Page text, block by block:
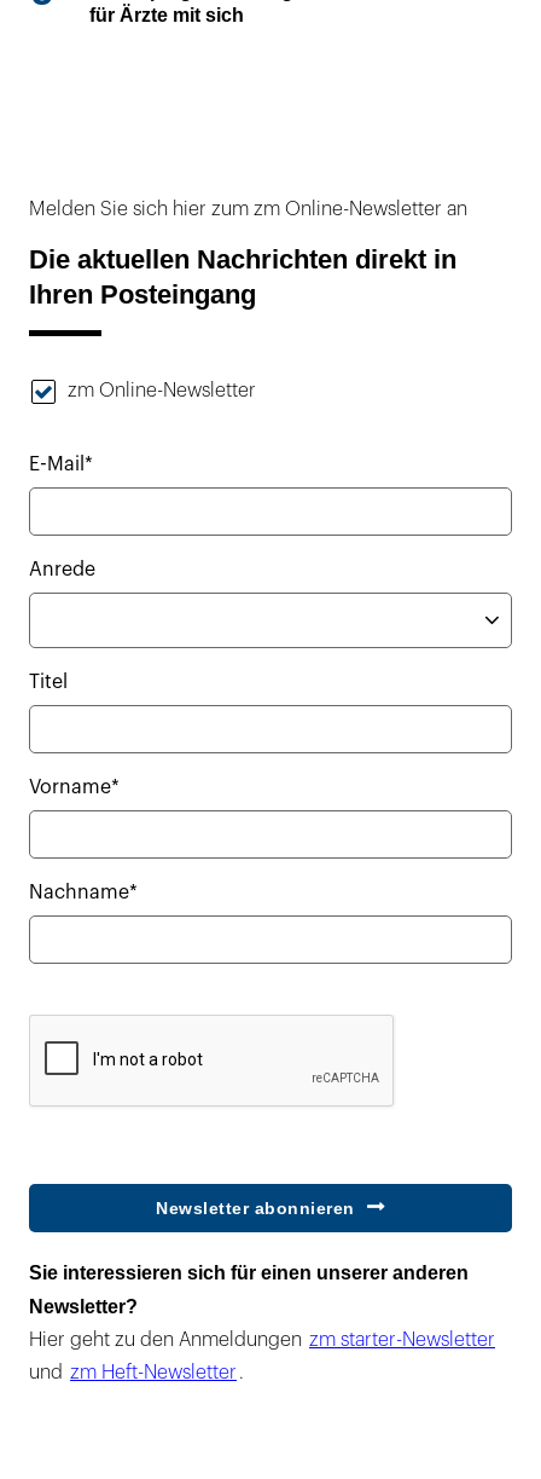
für Ärzte mit sich
Melden Sie sich hier zum zm Online-Newsletter an
Die aktuellen Nachrichten direkt in
Ihren Posteingang
zm Online-Newsletter
E-Mail*
Anrede
Titel
Vorname*
Nachname*
Newsletter abonnieren
Sie interessieren sich für einen unserer anderen
Newsletter?
Hier geht zu den Anmeldungen zm starter-Newsletter
und zm Heft-Newsletter .